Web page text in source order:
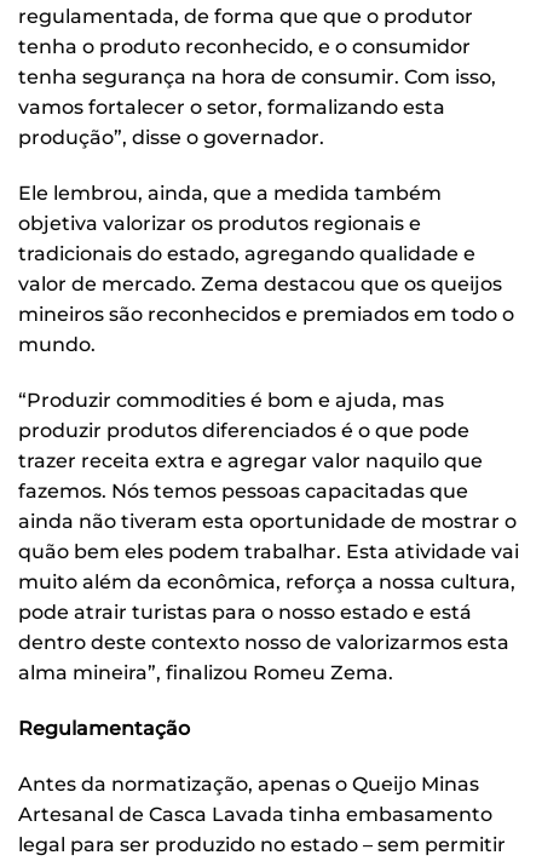
regulamentada, de forma que que o produtor
tenha o produto reconhecido, e o consumidor
tenha segurança na hora de consumir. Com isso,
vamos fortalecer o setor, formalizando esta
produção”, disse o governador.
Ele lembrou, ainda, que a medida também
objetiva valorizar os produtos regionais e
tradicionais do estado, agregando qualidade e
valor de mercado. Zema destacou que os queijos
mineiros são reconhecidos e premiados em todo o
mundo.
“Produzir commodities é bom e ajuda, mas
produzir produtos diferenciados é o que pode
trazer receita extra e agregar valor naquilo que
fazemos. Nós temos pessoas capacitadas que
ainda não tiveram esta oportunidade de mostrar o
quão bem eles podem trabalhar. Esta atividade vai
muito além da econômica, reforça a nossa cultura,
pode atrair turistas para o nosso estado e está
dentro deste contexto nosso de valorizarmos esta
alma mineira”, finalizou Romeu Zema.
Regulamentação
Antes da normatização, apenas o Queijo Minas
Artesanal de Casca Lavada tinha embasamento
legal para ser produzido no estado – sem permitir